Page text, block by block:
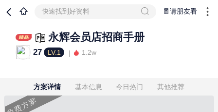
快速找到好资料 🧧请朋友看
永辉会员店招商手册
27 LV.1 1.2w
方案详情 基本信息 今日热门 其他推荐